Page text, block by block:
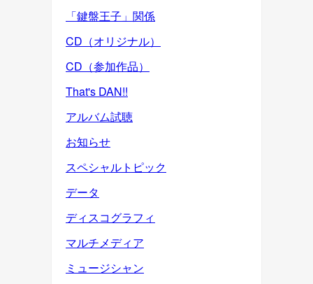
「鍵盤王子」関係
CD（オリジナル）
CD（参加作品）
That's DAN!!
アルバム試聴
お知らせ
スペシャルトピック
データ
ディスコグラフィ
マルチメディア
ミュージシャン